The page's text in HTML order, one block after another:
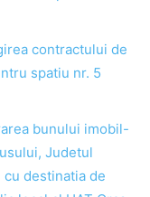
contractului de
spatiu nr. 5
bunului imobil-
Judetul
cu destinatia de